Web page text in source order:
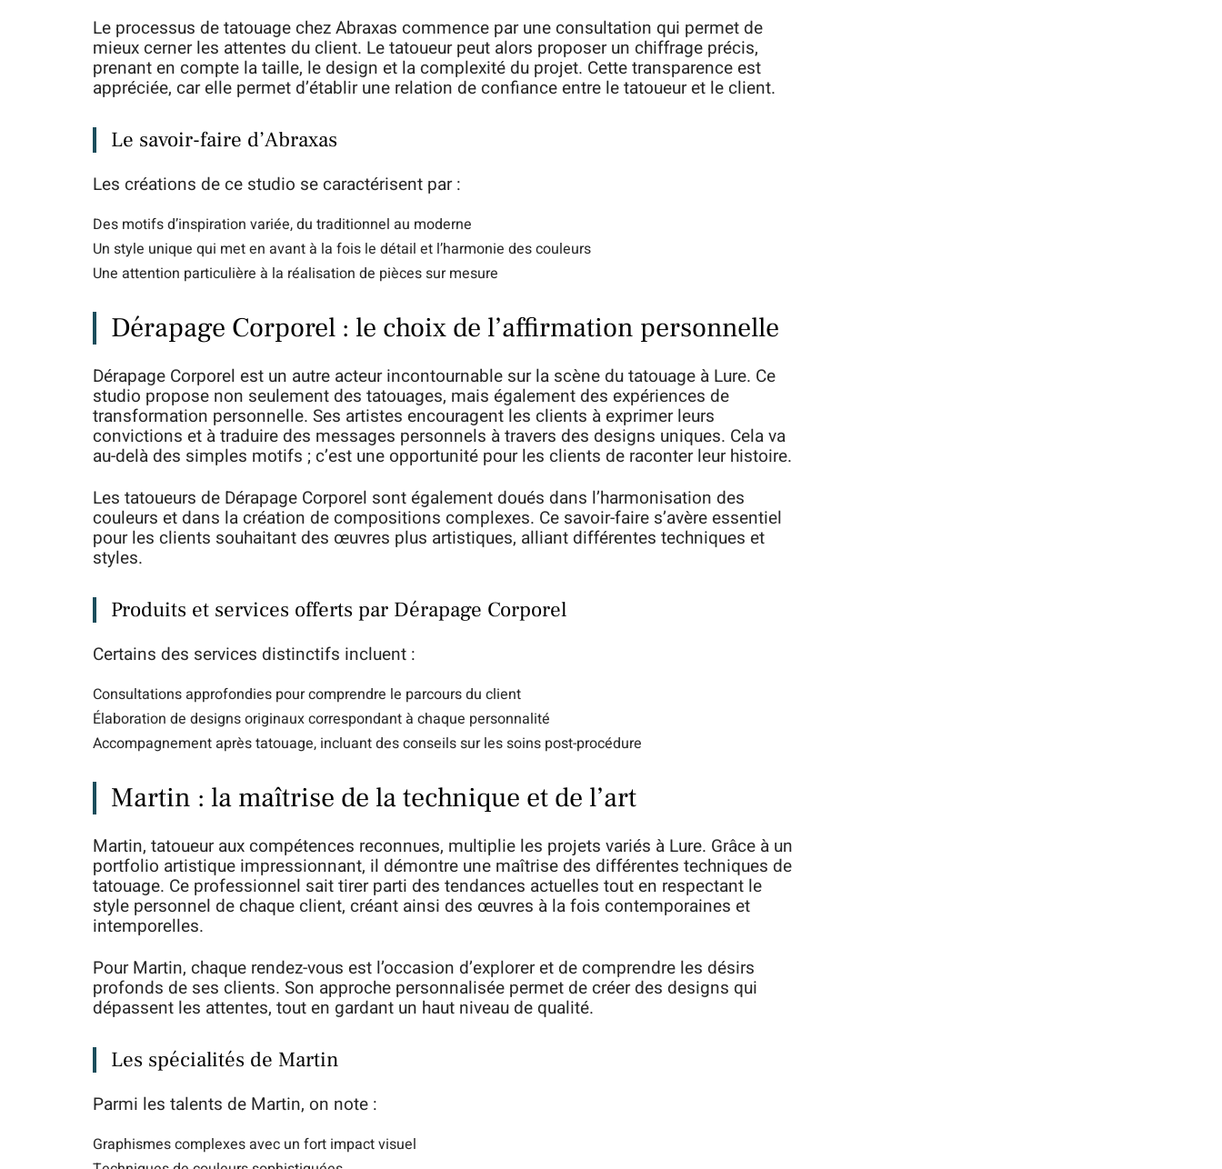
Le processus de tatouage chez Abraxas commence par une consultation qui permet de
mieux cerner les attentes du client. Le tatoueur peut alors proposer un chiffrage précis,
prenant en compte la taille, le design et la complexité du projet. Cette transparence est
appréciée, car elle permet d’établir une relation de confiance entre le tatoueur et le client.
Le savoir-faire d’Abraxas
Les créations de ce studio se caractérisent par :
Des motifs d’inspiration variée, du traditionnel au moderne
Un style unique qui met en avant à la fois le détail et l’harmonie des couleurs
Une attention particulière à la réalisation de pièces sur mesure
Dérapage Corporel : le choix de l’affirmation personnelle
Dérapage Corporel est un autre acteur incontournable sur la scène du tatouage à Lure. Ce
studio propose non seulement des tatouages, mais également des expériences de
transformation personnelle. Ses artistes encouragent les clients à exprimer leurs
convictions et à traduire des messages personnels à travers des designs uniques. Cela va
au-delà des simples motifs ; c’est une opportunité pour les clients de raconter leur histoire.
Les tatoueurs de Dérapage Corporel sont également doués dans l’harmonisation des
couleurs et dans la création de compositions complexes. Ce savoir-faire s’avère essentiel
pour les clients souhaitant des œuvres plus artistiques, alliant différentes techniques et
styles.
Produits et services offerts par Dérapage Corporel
Certains des services distinctifs incluent :
Consultations approfondies pour comprendre le parcours du client
Élaboration de designs originaux correspondant à chaque personnalité
Accompagnement après tatouage, incluant des conseils sur les soins post-procédure
Martin : la maîtrise de la technique et de l’art
Martin, tatoueur aux compétences reconnues, multiplie les projets variés à Lure. Grâce à un
portfolio artistique impressionnant, il démontre une maîtrise des différentes techniques de
tatouage. Ce professionnel sait tirer parti des tendances actuelles tout en respectant le
style personnel de chaque client, créant ainsi des œuvres à la fois contemporaines et
intemporelles.
Pour Martin, chaque rendez-vous est l’occasion d’explorer et de comprendre les désirs
profonds de ses clients. Son approche personnalisée permet de créer des designs qui
dépassent les attentes, tout en gardant un haut niveau de qualité.
Les spécialités de Martin
Parmi les talents de Martin, on note :
Graphismes complexes avec un fort impact visuel